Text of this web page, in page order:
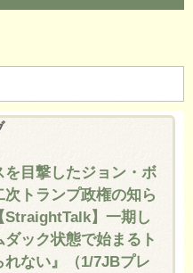
を目撃したジョン・ボ
トランプ政権の知ら
】一期し
ック状態で始まるト
ない』（1/7JBプレ